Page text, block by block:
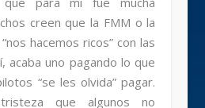
creen que la FMM o la
hacemos ricos” con las
acaba uno pagando lo que
“se les olvida” pagar.
que algunos no